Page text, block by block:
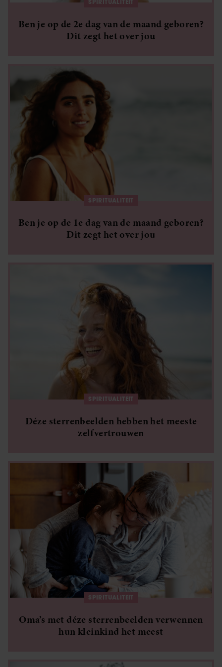
gebruiken.
SPIRITUALITEIT
Ben je op de 2e dag van de maand geboren?
Dit zegt het over jou
SPIRITUALITEIT
Ben je op de 1e dag van de maand geboren?
Dit zegt het over jou
SPIRITUALITEIT
Déze sterrenbeelden hebben het meeste
zelfvertrouwen
SPIRITUALITEIT
Oma’s met déze sterrenbeelden verwennen
hun kleinkind het meest